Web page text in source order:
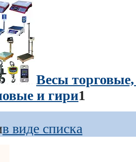
Весы
и гири1
в виде списка